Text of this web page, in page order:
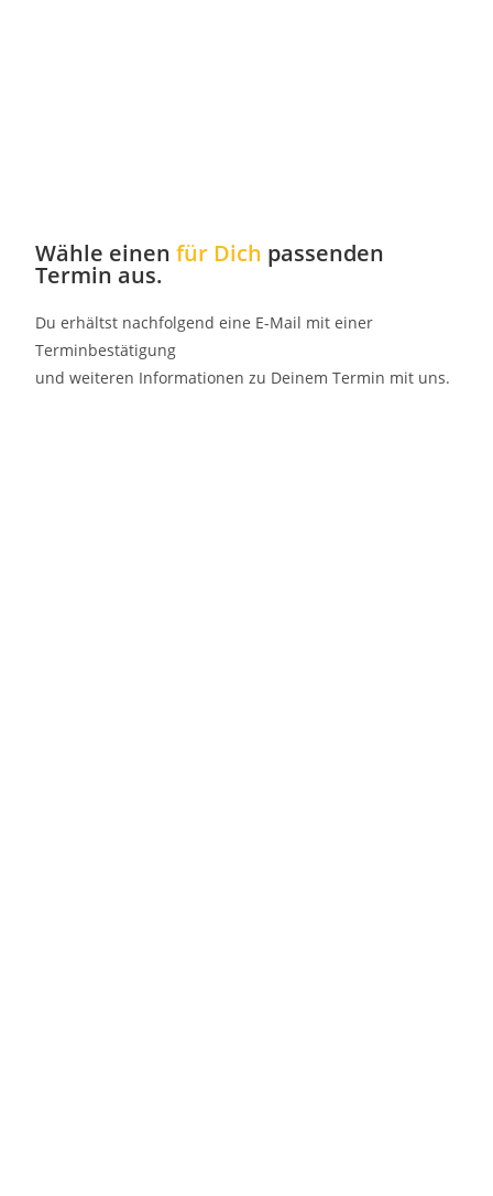
Wähle einenfür Dich passenden
Termin aus.
Du erhältst nachfolgend eine E-Mail mit einer
Terminbestätigung
und weiteren Informationen zu Deinem Termin mit uns.